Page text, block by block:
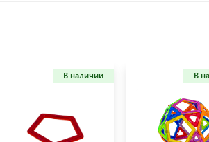
В наличии В